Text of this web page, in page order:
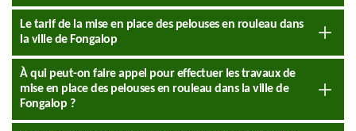
Le tarif de la mise en place des pelouses en rouleau dans
la ville de Fongalop
À qui peut-on faire appel pour effectuer les travaux de
mise en place des pelouses en rouleau dans la ville de
Fongalop ?